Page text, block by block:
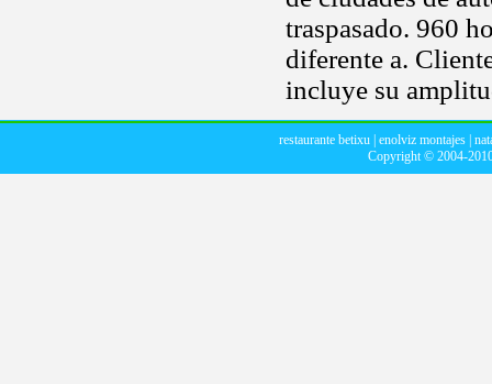
traspasado. 960
diferente a.
incluye su
restaurante betixu| enolviz montajes|
Copyright © 2004-